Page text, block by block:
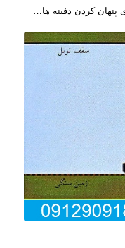
پنهان کردن دفینه ها…